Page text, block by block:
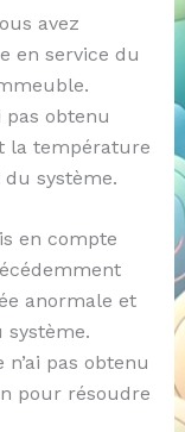
avez
en service du
pas obtenu
la température
système.
en compte
anormale et
pas obtenu
pour résoudre